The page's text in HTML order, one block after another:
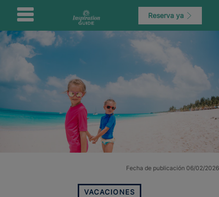
Reserva ya
Fecha de publicación 06/02/2026
VACACIONES